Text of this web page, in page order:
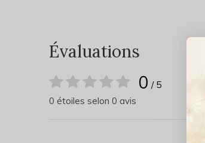
Évaluations
0 / 5
0 étoiles selon 0 avis